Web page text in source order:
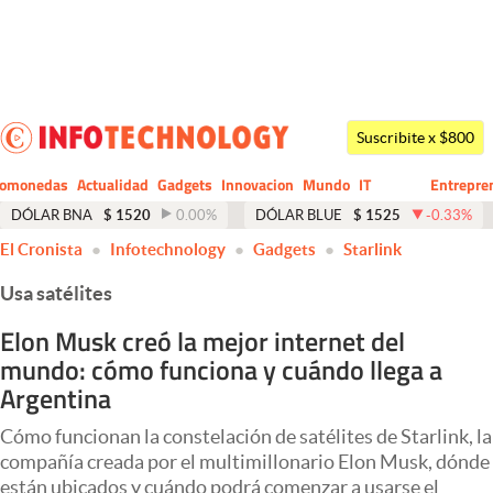
Dólar
Economía y Política
Finanzas y Mercados
Mercados Online
Negocios
Columnistas
Apertura
Suscribite x $800
Actualidad Gadgets Innovacion Mundo
CIO
IT
Business
DÓLAR BNA $ 1520 0.00% DÓLAR BLUE $ 1525 -0.33%
El Cronista Infotechnology Gadgets Starlink
Usa satélites
Elon Musk creó la mejor internet del
mundo: cómo funciona y cuándo llega a
Argentina
Cómo funcionan la constelación de satélites de Starlink, la
compañía creada por el multimillonario Elon Musk, dónde
están ubicados y cuándo podrá comenzar a usarse el